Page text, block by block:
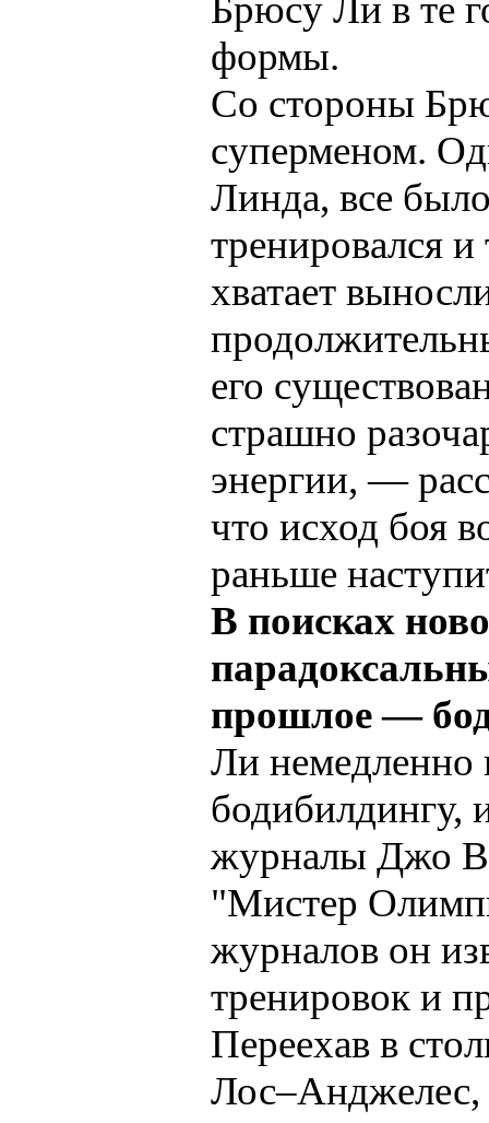
Брюсу Ли в те
формы.
Со стороны
суперменом.
Линда, все
тренировался
хватает
его
страшно
энергии, —
что исход боя
раньше
В поисках
прошлое —
Ли немедленно
журналы Джо
"Мистер
журналов он
тренировок и
Переехав в
Лос–Анджелес,